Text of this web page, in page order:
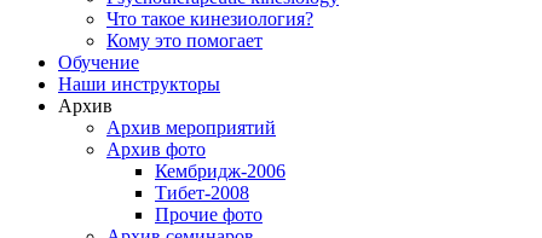
Что такое кинезиология?
Кому это помогает
Обучение
Наши инструкторы
Архив
Архив мероприятий
Архив фото
Кембридж-2006
Тибет-2008
Прочие фото